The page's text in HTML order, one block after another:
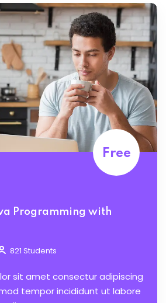
Free
Programming with
821 Students
sit amet consectur adipiscing
tempor incididunt ut labore